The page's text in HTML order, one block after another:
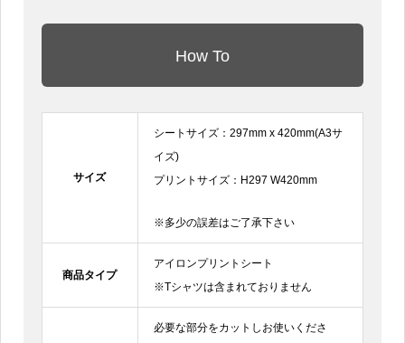
How To
サイズ
シートサイズ：297mm x 420mm(A3サ
イズ)
プリントサイズ：H297 W420mm
※多少の誤差はご了承下さい
商品タイプ
アイロンプリントシート
※Tシャツは含まれておりません
必要な部分をカットしお使いくださ